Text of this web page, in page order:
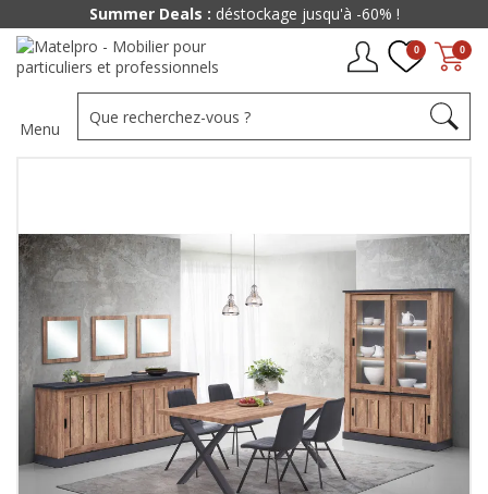
0
0
Menu
Summer Deals : déstockage jusqu'à -60% !